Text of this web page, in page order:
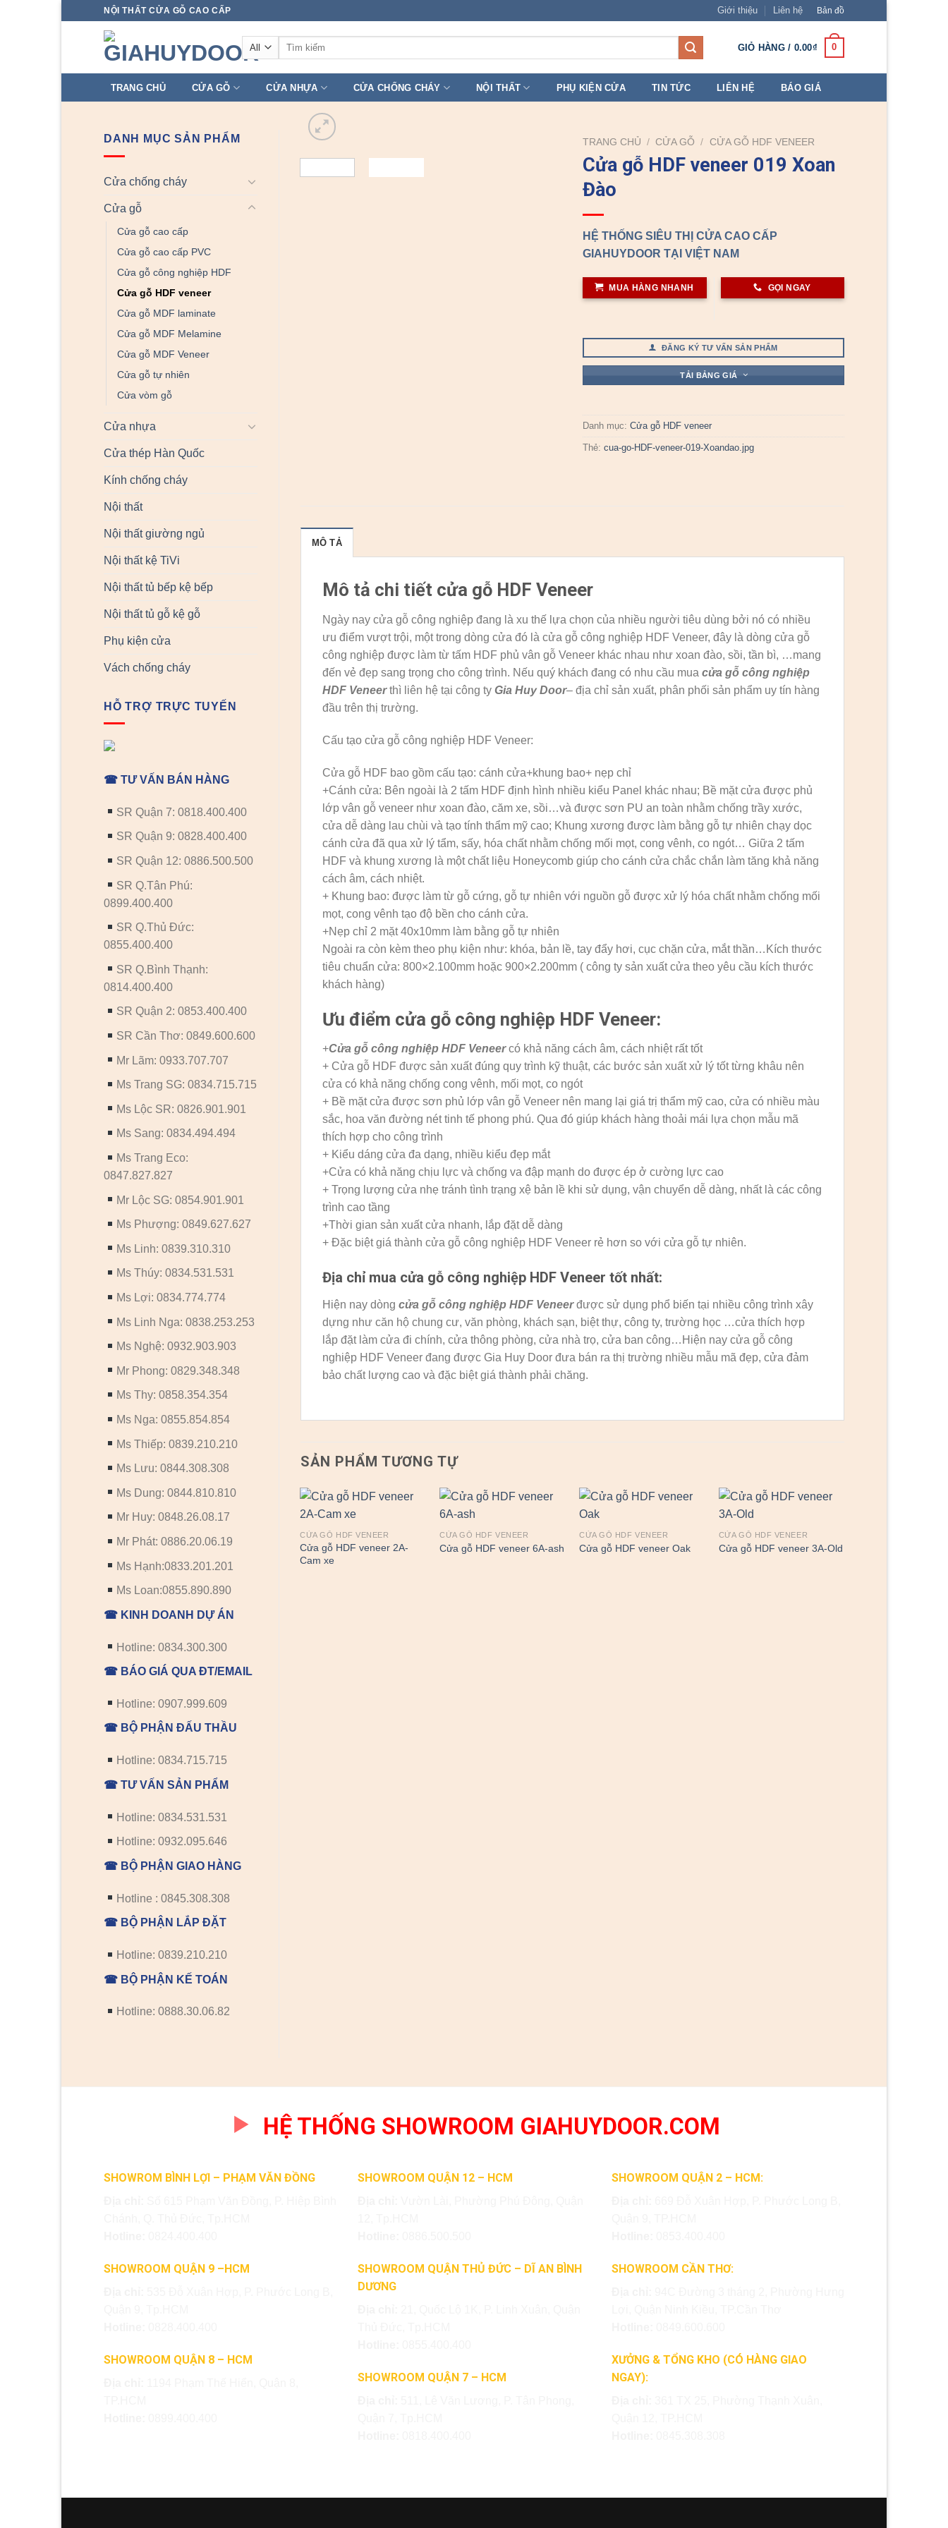
NỘI THẤT CỬA GỖ CAO CẤP Giới thiệu Liên hệ Bản đồ
Tìm
GIỎ HÀNG / 0.00₫ 0
TRANG CHỦ CỬA GỖ CỬA NHỰA CỬA CHỐNG CHÁY NỘI THẤT PHỤ KIỆN CỬA TIN TỨC LIÊN HỆ BÁO GIÁ
DANH MỤC SẢN PHẨM
Cửa chống cháy
Cửa gỗ
Cửa gỗ cao cấp
Cửa gỗ cao cấp PVC
Cửa gỗ công nghiệp HDF
Cửa gỗ HDF veneer
Cửa gỗ MDF laminate
Cửa gỗ MDF Melamine
Cửa gỗ MDF Veneer
Cửa gỗ tự nhiên
Cửa vòm gỗ
Cửa nhựa
Cửa thép Hàn Quốc
Kính chống cháy
Nội thất
Nội thất giường ngủ
Nội thất kệ TiVi
Nội thất tủ bếp kệ bếp
Nội thất tủ gỗ kệ gỗ
Phụ kiện cửa
Vách chống cháy
HỖ TRỢ TRỰC TUYẾN
☎ TƯ VẤN BÁN HÀNG
SR Quận 7: 0818.400.400
SR Quận 9: 0828.400.400
SR Quận 12: 0886.500.500
SR Q.Tân Phú:
0899.400.400
SR Q.Thủ Đức:
0855.400.400
SR Q.Bình Thạnh:
0814.400.400
SR Quận 2: 0853.400.400
SR Cần Thơ: 0849.600.600
Mr Lãm: 0933.707.707
Ms Trang SG: 0834.715.715
Ms Lộc SR: 0826.901.901
Ms Sang: 0834.494.494
Ms Trang Eco:
0847.827.827
Mr Lộc SG: 0854.901.901
Ms Phượng: 0849.627.627
Ms Linh: 0839.310.310
Ms Thúy: 0834.531.531
Ms Lợi: 0834.774.774
Ms Linh Nga: 0838.253.253
Ms Nghệ: 0932.903.903
Mr Phong: 0829.348.348
Ms Thy: 0858.354.354
Ms Nga: 0855.854.854
Ms Thiếp: 0839.210.210
Ms Lưu: 0844.308.308
Ms Dung: 0844.810.810
Mr Huy: 0848.26.08.17
Mr Phát: 0886.20.06.19
Ms Hạnh:0833.201.201
Ms Loan:0855.890.890
☎ KINH DOANH DỰ ÁN
Hotline: 0834.300.300
☎ BÁO GIÁ QUA ĐT/EMAIL
Hotline: 0907.999.609
☎ BỘ PHẬN ĐẤU THẦU
Hotline: 0834.715.715
☎ TƯ VẤN SẢN PHẨM
Hotline: 0834.531.531
Hotline: 0932.095.646
☎ BỘ PHẬN GIAO HÀNG
Hotline : 0845.308.308
☎ BỘ PHẬN LẮP ĐẶT
Hotline: 0839.210.210
☎ BỘ PHẬN KẾ TOÁN
Hotline: 0888.30.06.82
TRANG CHỦ / CỬA GỖ / CỬA GỖ HDF VENEER
Cửa gỗ HDF veneer 019 Xoan
Đào
HỆ THỐNG SIÊU THỊ CỬA CAO CẤP
GIAHUYDOOR TẠI VIỆT NAM
MUA HÀNG NHANH GỌI NGAY
ĐĂNG KÝ TƯ VẤN SẢN PHẨM
TẢI BẢNG GIÁ
Danh mục:Cửa gỗ HDF veneer
Thẻ:cua-go-HDF-veneer-019-Xoandao.jpg
MÔ TẢ
Mô tả chi tiết cửa gỗ HDF Veneer
Ngày nay cửa gỗ công nghiệp đang là xu thế lựa chọn của nhiều người tiêu dùng bởi nó có nhiều
ưu điểm vượt trội, một trong dòng cửa đó là cửa gỗ công nghiệp HDF Veneer, đây là dòng cửa gỗ
công nghiệp được làm từ tấm HDF phủ vân gỗ Veneer khác nhau như xoan đào, sồi, tần bì, …mang
đến vẻ đẹp sang trọng cho công trình. Nếu quý khách đang có nhu cầu mua cửa gỗ công nghiệp
HDF Veneerthì liên hệ tại công ty Gia Huy Door– địa chỉ sản xuất, phân phối sản phẩm uy tín hàng
đầu trên thị trường.
Cấu tạo cửa gỗ công nghiệp HDF Veneer:
Cửa gỗ HDF bao gồm cấu tạo: cánh cửa+khung bao+ nẹp chỉ
+Cánh cửa: Bên ngoài là 2 tấm HDF định hình nhiều kiểu Panel khác nhau; Bề mặt cửa được phủ
lớp vân gỗ veneer như xoan đào, căm xe, sồi…và được sơn PU an toàn nhằm chống trầy xước,
cửa dễ dàng lau chùi và tạo tính thẩm mỹ cao; Khung xương được làm bằng gỗ tự nhiên chạy dọc
cánh cửa đã qua xử lý tẩm, sấy, hóa chất nhằm chống mối mọt, cong vênh, co ngót… Giữa 2 tấm
HDF và khung xương là một chất liệu Honeycomb giúp cho cánh cửa chắc chắn làm tăng khả năng
cách âm, cách nhiệt.
+ Khung bao: được làm từ gỗ cứng, gỗ tự nhiên với nguồn gỗ được xử lý hóa chất nhằm chống mối
mọt, cong vênh tạo độ bền cho cánh cửa.
+Nẹp chỉ 2 mặt 40x10mm làm bằng gỗ tự nhiên
Ngoài ra còn kèm theo phụ kiện như: khóa, bản lề, tay đẩy hơi, cục chặn cửa, mắt thần…Kích thước
tiêu chuẩn cửa: 800×2.100mm hoặc 900×2.200mm ( công ty sản xuất cửa theo yêu cầu kích thước
khách hàng)
Ưu điểm cửa gỗ công nghiệp HDF Veneer:
+Cửa gỗ công nghiệp HDF Veneercó khả năng cách âm, cách nhiệt rất tốt
+ Cửa gỗ HDF được sản xuất đúng quy trình kỹ thuật, các bước sản xuất xử lý tốt từng khâu nên
cửa có khả năng chống cong vênh, mối mọt, co ngót
+ Bề mặt cửa được sơn phủ lớp vân gỗ Veneer nên mang lại giá trị thẩm mỹ cao, cửa có nhiều màu
sắc, hoa văn đường nét tinh tế phong phú. Qua đó giúp khách hàng thoải mái lựa chọn mẫu mã
thích hợp cho công trình
+ Kiểu dáng cửa đa dạng, nhiều kiểu đẹp mắt
+Cửa có khả năng chịu lực và chống va đập mạnh do được ép ở cường lực cao
+ Trọng lượng cửa nhẹ tránh tình trạng xệ bản lề khi sử dụng, vận chuyển dễ dàng, nhất là các công
trình cao tầng
+Thời gian sản xuất cửa nhanh, lắp đặt dễ dàng
+ Đặc biệt giá thành cửa gỗ công nghiệp HDF Veneer rẻ hơn so với cửa gỗ tự nhiên.
Địa chỉ mua cửa gỗ công nghiệp HDF Veneer tốt nhất:
Hiện nay dòng cửa gỗ công nghiệp HDF Veneerđược sử dụng phổ biến tại nhiều công trình xây
dựng như căn hộ chung cư, văn phòng, khách sạn, biệt thự, công ty, trường học …cửa thích hợp
lắp đặt làm cửa đi chính, cửa thông phòng, cửa nhà trọ, cửa ban công…Hiện nay cửa gỗ công
nghiệp HDF Veneer đang được Gia Huy Door đưa bán ra thị trường nhiều mẫu mã đẹp, cửa đảm
bảo chất lượng cao và đặc biệt giá thành phải chăng.
SẢN PHẨM TƯƠNG TỰ
CỬA GỖ HDF VENEER
Cửa gỗ HDF veneer 2A-
Cam xe
CỬA GỖ HDF VENEER
Cửa gỗ HDF veneer 6A-ash
CỬA GỖ HDF VENEER
Cửa gỗ HDF veneer Oak
CỬA GỖ HDF VENEER
Cửa gỗ HDF veneer 3A-Old
Oak
HỆ THỐNG SHOWROOM GIAHUYDOOR.COM
SHOWROM BÌNH LỢI – PHẠM VĂN ĐỒNG
SHOWROOM QUẬN 9 –HCM
SHOWROOM QUẬN 8 – HCM
SHOWROOM QUẬN 12 – HCM
SHOWROOM QUẬN THỦ ĐỨC – DĨ AN BÌNH
DƯƠNG
SHOWROOM QUẬN 7 – HCM
SHOWROOM QUẬN 2 – HCM:
SHOWROOM CẦN THƠ:
XƯỞNG & TỔNG KHO (CÓ HÀNG GIAO
NGAY):